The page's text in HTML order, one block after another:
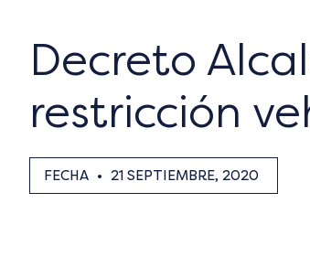
Decreto
restricción
FECHA • 21 SEPTIEMBRE, 2020